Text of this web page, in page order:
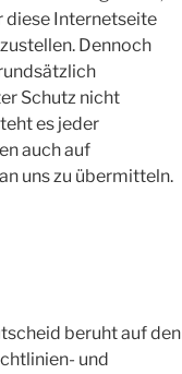
diese Internetseite
Dennoch
Schutz nicht
es jeder
auch auf
uns zu übermitteln.
beruht auf den
und